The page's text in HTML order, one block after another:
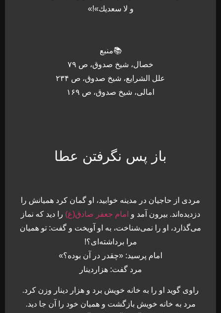
و لا سعديك»‏!»
📚منبع
خصال، شیخ صدوق، ص ۷۹
علل الشرایع، شیخ صدوق، ص ۲۳۴
امالی، شیخ صدوق، ص ۱۶۹
باز پس نگرفتن عطا
مردی از حاجیان در مدینه خوابید، او گمان کرد همیانش را
دزدیده‌اند. بیرون آمد و امام جعفر صادق(ع) را دید که نماز
می‌گذارد، او را نمی‌شناخت، به او آویخت و گفت: تو همیان
مرا برداشته‌ای؟!
امام پرسید: «چقدر در آن بوده؟»
مرد گفت: هزاردینار
راوی گوید او را به خانه خویش برد و هزار دینار وزن کرد.
مرد به خانه خویش بازگشت و همیان خود را آن جا دید.